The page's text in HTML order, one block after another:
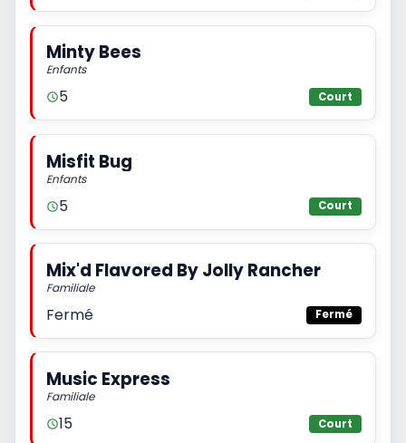
Minty Bees
Enfants
5 Court
Misfit Bug
Enfants
5 Court
Mix'd Flavored By Jolly Rancher
Familiale
Fermé Fermé
Music Express
Familiale
15 Court